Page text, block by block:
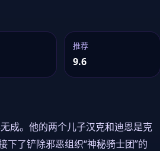
推荐
9.6
成。他的两个儿子汉克和迪恩是克
了铲除邪恶组织“神秘骑士团”的